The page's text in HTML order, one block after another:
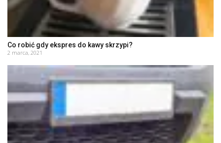
Co robić gdy ekspres do kawy skrzypi?
2 marca, 2021